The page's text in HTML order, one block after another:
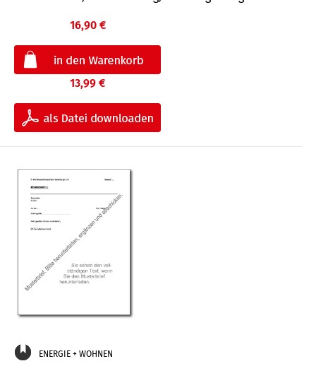
16,90 €
13,99 €
ENERGIE + WOHNEN